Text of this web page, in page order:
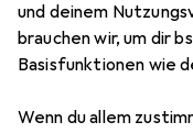
und deinem
brauchen wir, um dir
Basisfunktionen wie
Wenn du allem
Zubehör für